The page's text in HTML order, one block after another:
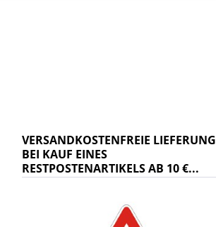
VERSANDKOSTENFREIE LIEFERUNG
BEI KAUF EINES
RESTPOSTENARTIKELS AB 10 €...